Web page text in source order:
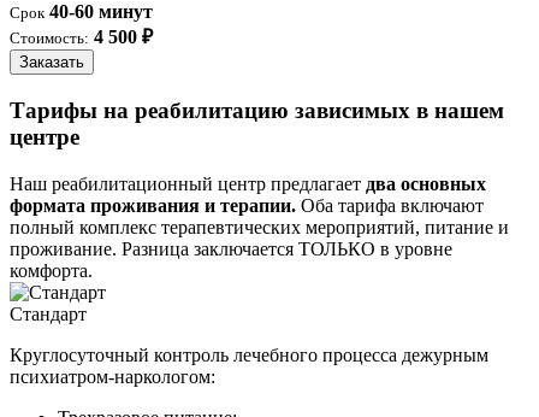
Срок 40-60 минут
Стоимость: 4 500 ₽
Заказать
Тарифы на реабилитацию зависимых в нашем
центре
Наш реабилитационный центр предлагает два основных
формата проживания и терапии. Оба тарифа включают
полный комплекс терапевтических мероприятий, питание и
проживание. Разница заключается ТОЛЬКО в уровне
комфорта.
Стандарт
Круглосуточный контроль лечебного процесса дежурным
психиатром-наркологом: